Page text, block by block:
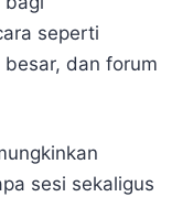
seperti
besar, dan forum
sesi sekaligus